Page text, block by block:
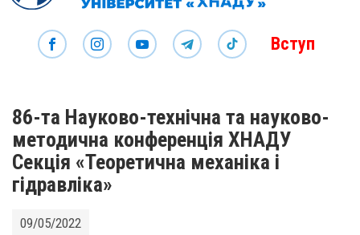
Вступ
86-та Науково-технічна та науково-
методична конференція ХНАДУ
Секція «Теоретична механіка і
гідравліка»
09/05/2022